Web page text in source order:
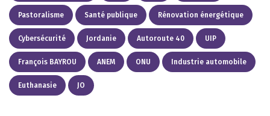
Pastoralisme Santé publique Rénovation énergétique
Cybersécurité Jordanie Autoroute 40 UIP
François BAYROU ANEM ONU Industrie automobile
Euthanasie JO